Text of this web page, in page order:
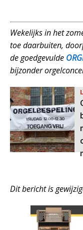
Wekelijks in het
toe daarbuiten,
de goedgevulde
bijzonder
Dit bericht is